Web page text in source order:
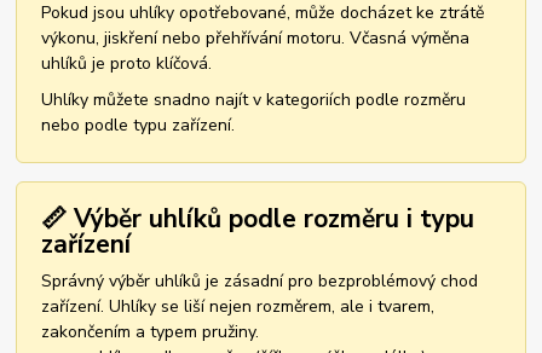
Pokud jsou uhlíky opotřebované, může docházet ke ztrátě
výkonu, jiskření nebo přehřívání motoru. Včasná výměna
uhlíků je proto klíčová.
Uhlíky můžete snadno najít v kategoriích podle rozměru
nebo podle typu zařízení.
📏 Výběr uhlíků podle rozměru i typu
zařízení
Správný výběr uhlíků je zásadní pro bezproblémový chod
zařízení. Uhlíky se liší nejen rozměrem, ale i tvarem,
zakončením a typem pružiny.